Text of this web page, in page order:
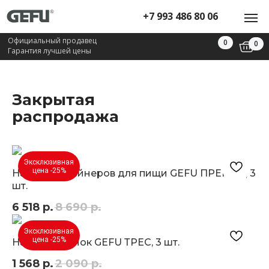
+7 993 486 80 06
Официальный продавец
Гарантия лучшей цены
0 0
Закрытая
распродажа
Эксклюзивная
цена -25%
Набор контейнеров для пищи GEFU ПРЕППО, 3
шт.
6 518 р.8 690 р.
Эксклюзивная
цена -25%
Набор воронок GEFU ТРЕС, 3 шт.
1 568 р.2 090 р.